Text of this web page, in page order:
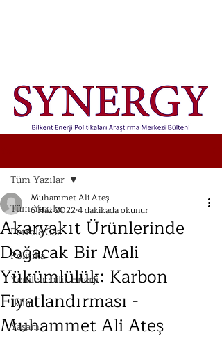
Tüm Yazılar
Petrol&Gaz
Politika
Yenilenebilir Enerji
İklim
Yaşam
Tüm Yazılar
Akaryakıt Ürünlerinde
Doğacak Bir Mali
Yükümlülük: Karbon
Fiyatlandırması -
Muhammet Ali Ateş
Muhammet Ali Ateş
6 Haz 20224 dakikada okunur